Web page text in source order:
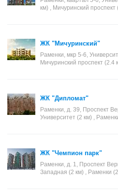
км) , Мичуринский проспект
ЖК "Мичуринский"
Раменки, мкр 5-6,
Мичуринский проспект (2.4
ЖК "Дипломат"
Раменки, д. 39, Проспект
Университет (2 км) ,
ЖК "Чемпион парк"
Раменки, д. 1, Проспект
Западная (2 км) , Раменки